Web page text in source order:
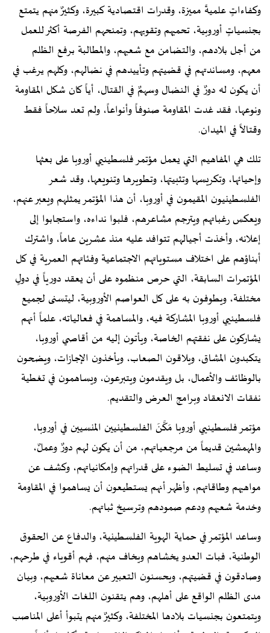
وكفاءاتٍ علميةً مميزة، وقدرات اقتصادية كبيرة، وكثيرٌ منهم يتمتع
بجنسياتٍ أوروبية، تحميهم وتقويهم، وتمنحهم الفرصة أكثر للعمل
من أجل بلادهم، والتضامن مع شعبهم، والمطالبة برفع الظلم
معهم، ومساندتهم في قضيتهم وتأييدهم في نضالهم، وكلهم يرغب في
أن يكون له دورٌ في النضال وسهمٌ في القتال، أياً كان شكل المقاومة
ونوعها، فقد غدت المقاومة صنوفاً وأنواعاً، ولم تعد سلاحاً فقط
وقتالاً في الميدان.
تلك هي المفاهيم التي يعمل مؤتمر فلسطينيي أوروبا على بعثها
وإحيائها، وتكريسها وتثبيتها، وتطويرها وتنويعها، وقد شعر
الفلسطينيون المقيمون في أوروبا، أن هذا المؤتمر يمثلهم ويعبر عنهم،
ويعكس رغباتهم ويترجم مشاعرهم، فلبوا نداءه، واستجابوا إلى
إعلانه، وأخذت أجيالهم تتوافد عليه منذ عشرين عاماً، واشترك
أبناؤهم على اختلاف مستوياتهم الاجتماعية وفئاتهم العمرية في كل
المؤتمرات السابقة، التي حرص منظموه على أن يعقد دورياً في دولٍ
مختلفة، ويطوفون به على كل العواصم الأوروبية، ليتسنى لجميع
فلسطينيي أوروبا المشاركة فيه، والمساهمة في فعالياته، علماً أنهم
يشاركون على نفقتهم الخاصة، ويأتون إليه من أقاصي أوروبا،
يتكبدون المشاق، ويلاقون الصعاب، ويأخذون الإجازات، ويضحون
بالوظائف والأعمال، بل ويقدمون ويتبرعون، ويساهمون في تغطية
نفقات الانعقاد وبرامج العرض والتقديم.
مؤتمر فلسطينيي أوروبا مَكَّنَ الفلسطينيين المنسيين في أوروبا،
والمهمشين قديماً من مرجعياتهم، من أن يكون لهم دورٌ وعملٌ،
وساعد في تسليط الضوء على قدراتهم وإمكانياتهم، وكشف عن
مواهبهم وطاقاتهم، وأظهر أنهم يستطيعون أن يساهموا في المقاومة
وخدمة شعبهم ودعم صمودهم وترسيخ ثباتهم.
وساعد المؤتمر في حماية الهوية الفلسطينية، والدفاع عن الحقوق
الوطنية، فبات العدو يخشاهم ويخاف منهم، فهم أقوياء في طرحهم،
وصادقون في قضيتهم، ويحسنون التعبير عن معاناة شعبهم، وبيان
مدى الظلم الواقع على أهلهم، وهم يتقنون اللغات الأوروبية،
ويتمتعون بجنسيات بلادها المختلفة، وكثيرٌ منهم يتبوأ أعلى المناصب